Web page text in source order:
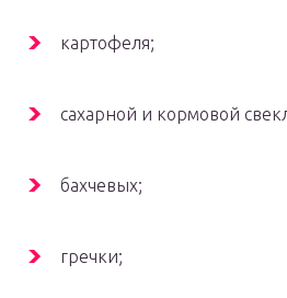
картофеля;
сахарной и кормовой
бахчевых;
гречки;